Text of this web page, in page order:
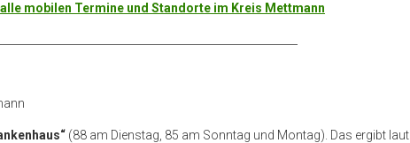
mobilen Termine und Standorte im Kreis Mettmann
(88 am Dienstag, 85 am Sonntag und Montag). Das ergibt laut